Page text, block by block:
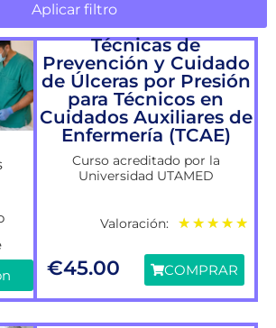
Aplicar filtro
Técnicas de
Prevención y Cuidado
de Úlceras por Presión
para Técnicos en
Cuidados Auxiliares de
Enfermería (TCAE)
Curso acreditado por la
Universidad UTAMED
Valoración: ★ ★ ★ ★ ★
€45.00 COMPRAR